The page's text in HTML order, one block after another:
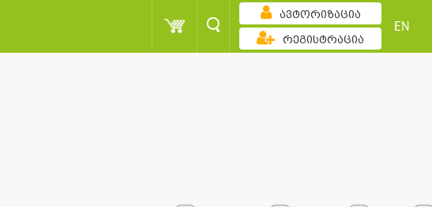
ავტორიზაცია
რეგისტრაცია
EN